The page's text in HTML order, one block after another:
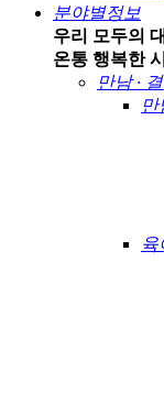
분야별정보
우리 모두의
온통 행복한
만남 ·
만
육